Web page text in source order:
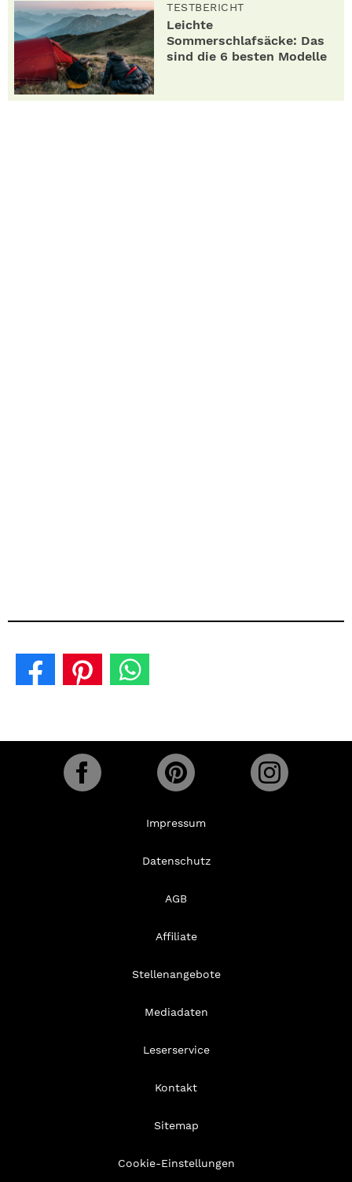
TESTBERICHT
Leichte
Sommerschlafsäcke: Das
sind die 6 besten Modelle
Impressum
Datenschutz
AGB
Affiliate
Stellenangebote
Mediadaten
Leserservice
Kontakt
Sitemap
Cookie-Einstellungen